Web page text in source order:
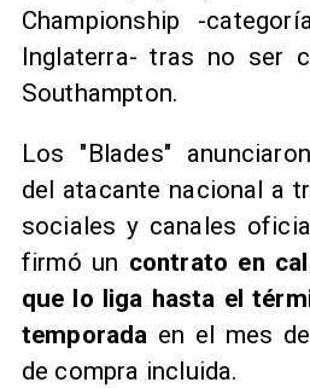
Championship -
Inglaterra- tras no ser
Southampton.
Los "Blades"
del atacante nacional a
sociales y canales
firmó un contrato en
que lo liga hasta el
temporada en el mes
de compra incluida.